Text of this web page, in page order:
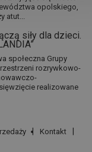
opolskiego,
atut...
siły dla dzieci.
społeczna Grupy
rozrywkowo-
realizowane
Kontakt